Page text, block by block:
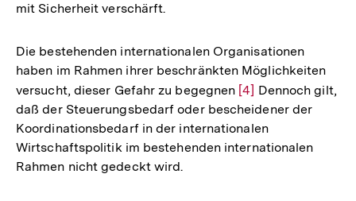
mit Sicherheit verschärft.
Die bestehenden internationalen Organisationen
haben im Rahmen ihrer beschränkten Möglichkeiten
versucht, dieser Gefahr zu begegnen Zur
Auflösung
der
Fußnote
[4] Dennoch gilt,
daß der Steuerungsbedarf oder bescheidener der
Koordinationsbedarf in der internationalen
Wirtschaftspolitik im bestehenden internationalen
Rahmen nicht gedeckt wird.